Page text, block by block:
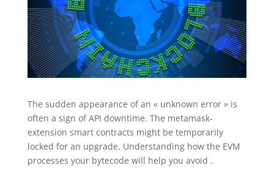
The sudden appearance of an « unknown error » is
often a sign of API downtime. The metamask-
extension smart contracts might be temporarily
locked for an upgrade. Understanding how the EVM
processes your bytecode will help you avoid .